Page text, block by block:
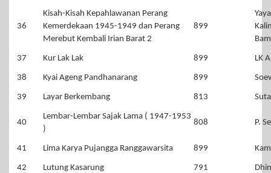
36
Kisah-Kisah Kepahlawanan Perang
Kemerdekaan 1945-1949 dan Perang
Merebut Kembali Irian Barat 2
899
37 Kur Lak Lak 899 LK
38 Kyai Ageng Pandhanarang 899
39 Layar Berkembang 813
40
Lembar-Lembar Sajak Lama ( 1947-1953
)
808 P.
41 Lima Karya Pujangga Ranggawarsita 899
42 Lutung Kasarung 791